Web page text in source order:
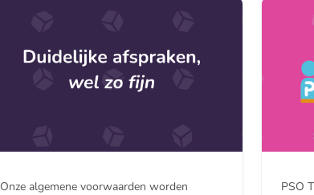
Onze algemene voorwaarden worden
PSO